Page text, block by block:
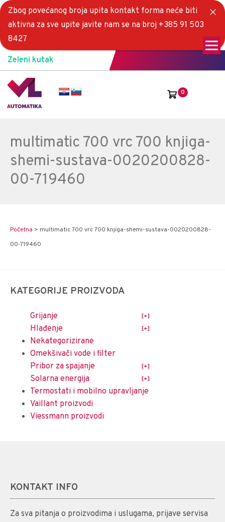
Zeleni kutak
0
multimatic 700 vrc 700 knjiga-
shemi-sustava-0020200828-
00-719460
Početna > multimatic 700 vrc 700 knjiga-shemi-sustava-0020200828-
00-719460
KATEGORIJE PROIZVODA
Grijanje
Hlađenje
Nekategorizirane
Omekšivači vode i filter
Pribor za spajanje
Solarna energija
Termostati i mobilno upravljanje
Vaillant proizvodi
Viessmann proizvodi
KONTAKT INFO
Za sva pitanja o proizvodima i uslugama, prijave servisa
Zbog povećanog broja upita kontakt forma neće biti
aktivna za sve upite javite nam se na broj +385 91 503
8427